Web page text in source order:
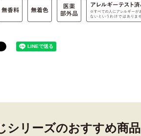
シリーズのおすすめ商品